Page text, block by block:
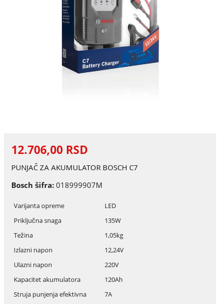
12.706,00 RSD
PUNJAČ ZA AKUMULATOR BOSCH C7
Bosch šifra:018999907M
Varijanta opreme
LED
Priključna snaga
135W
Težina
1,05kg
Izlazni napon
12,24V
Ulazni napon
220V
Kapacitet akumulatora
120Ah
Struja punjenja efektivna
7A